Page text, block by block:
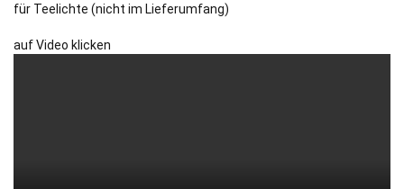
für Teelichte (nicht im Lieferumfang)
auf Video klicken